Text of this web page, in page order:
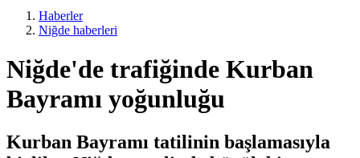
Haberler
Niğde haberleri
Niğde'de trafiğinde Kurban
Bayramı yoğunluğu
Kurban Bayramı tatilinin başlamasıyla